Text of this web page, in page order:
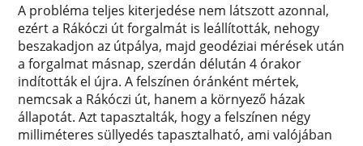
A probléma teljes kiterjedése nem látszott azonnal,
ezért a Rákóczi út forgalmát is leállították, nehogy
beszakadjon az útpálya, majd geodéziai mérések után
a forgalmat másnap, szerdán délután 4 órakor
indították el újra. A felszínen óránként mértek,
nemcsak a Rákóczi út, hanem a környező házak
állapotát. Azt tapasztalták, hogy a felszínen négy
milliméteres süllyedés tapasztalható, ami valójában